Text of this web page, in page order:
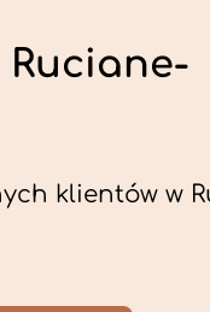
Ruciane-
klientów w